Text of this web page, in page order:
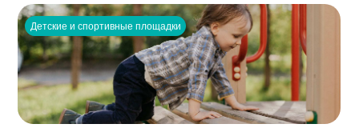
Детские и спортивные площадки